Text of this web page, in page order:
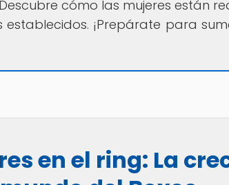
cómo las mujeres están
establecidos. ¡Prepárate para
en el ring: La